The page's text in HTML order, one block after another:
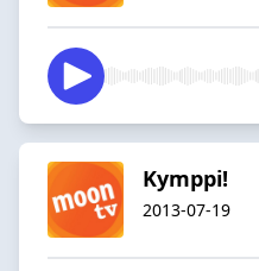
Kymppi!
2013-07-19